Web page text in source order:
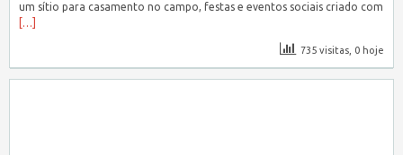
um sítio para casamento no campo, festas e eventos sociais criado com
[…]
735 visitas, 0 hoje